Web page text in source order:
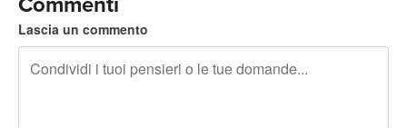
Lascia un commento